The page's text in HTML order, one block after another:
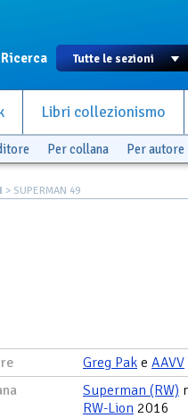
Ricerca
Libri collezionismo
Per collana Per autore
> SUPERMAN 49
Greg Pak e AAVV
Superman (RW)
RW-Lion 2016